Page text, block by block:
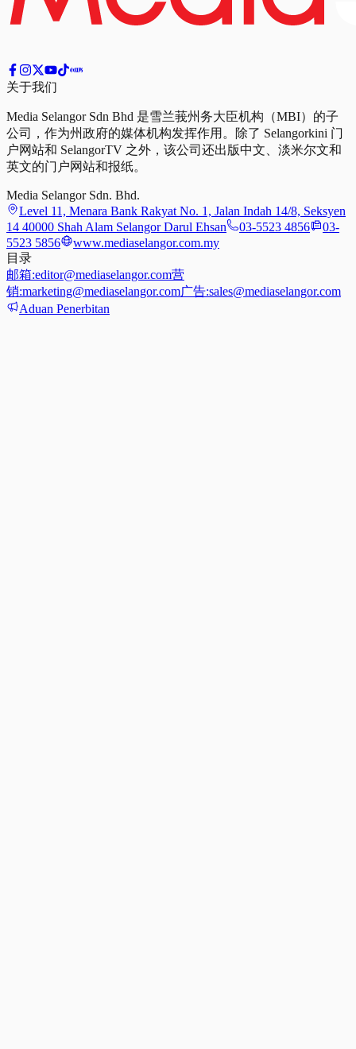
关于我们
Media Selangor Sdn Bhd 是雪兰莪州务大臣机构（MBI）的子
公司，作为州政府的媒体机构发挥作用。除了 Selangorkini 门
户网站和 SelangorTV 之外，该公司还出版中文、淡米尔文和
英文的门户网站和报纸。
Media Selangor Sdn. Bhd.
Level 11, Menara Bank Rakyat No. 1, Jalan Indah 14/8, Seksyen
14 40000 Shah Alam Selangor Darul Ehsan
03-5523 4856
03-
5523 5856
www.mediaselangor.com.my
目录
邮箱:editor@mediaselangor.com营
销:marketing@mediaselangor.com广告:sales@mediaselangor.com
Aduan Penerbitan